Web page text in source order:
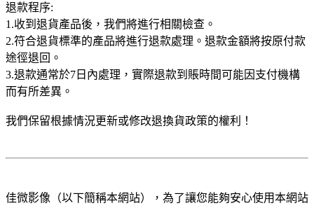
退款程序:
1.收到退貨產品後，我們將進行相關檢查。
2.符合退貨標準的產品將進行退款處理。退款金額將按原付款
途徑退回。
3.退款通常於7日內處理，實際退款到賬時間可能因支付機構
而有所差異。
我們保留根據情況更新或修改退換貨政策的權利！
佳微影像（以下簡稱本網站），為了讓您能夠安心使用本網站